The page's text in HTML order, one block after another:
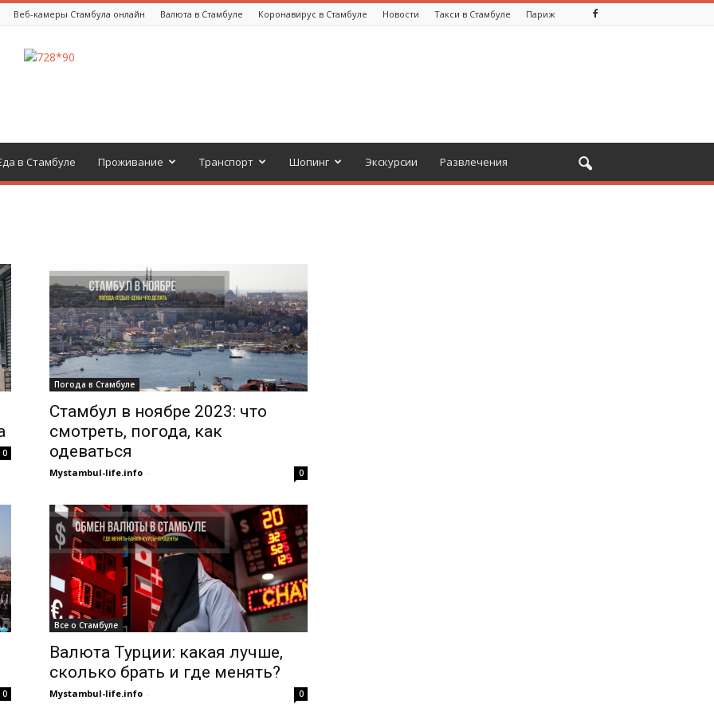
Веб-камеры Стамбула онлайн Валюта в Стамбуле Коронавирус в Стамбуле Новости Такси в Стамбуле Париж
в Стамбуле Проживание Транспорт Шопинг Экскурсии Развлечения
0
Погода в Стамбуле
Стамбул в ноябре 2023: что
смотреть, погода, как
одеваться
Mystambul-life.info - 0
0
Все о Стамбуле
Валюта Турции: какая лучше,
сколько брать и где менять?
Mystambul-life.info - 0